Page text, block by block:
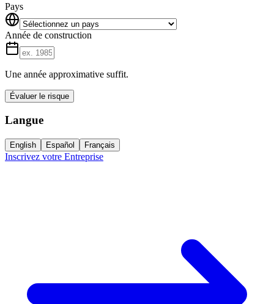
Pays
Année de construction
Une année approximative suffit.
Évaluer le risque
Langue
English Español Français
Inscrivez votre Entreprise